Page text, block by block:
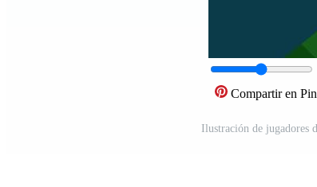
Compartir en
Ilustración de jugadores